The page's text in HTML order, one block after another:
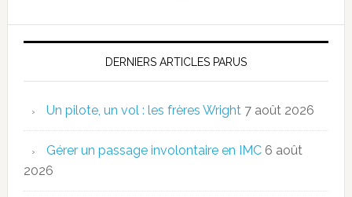
DERNIERS ARTICLES PARUS
Un pilote, un vol : les frères Wright 7 août 2026
Gérer un passage involontaire en IMC 6 août
2026